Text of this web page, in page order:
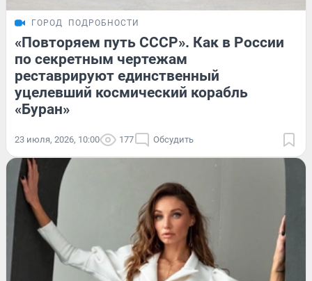
ГОРОД ПОДРОБНОСТИ
«Повторяем путь СССР». Как в России
по секретным чертежам
реставрируют единственный
уцелевший космический корабль
«Буран»
23 июля, 2026, 10:00 177 Обсудить